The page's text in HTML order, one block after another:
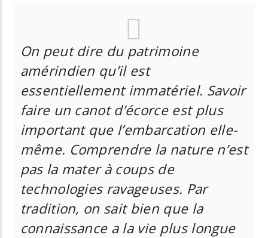
On peut dire du patrimoine
amérindien qu’il est
essentiellement immatériel. Savoir
faire un canot d’écorce est plus
important que l’embarcation elle-
même. Comprendre la nature n’est
pas la mater à coups de
technologies ravageuses. Par
tradition, on sait bien que la
connaissance a la vie plus longue